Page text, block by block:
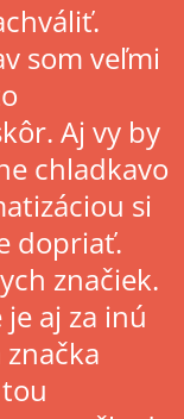
som veľmi
Aj vy by
chladkavo
si
dopriať.
značiek.
aj za inú